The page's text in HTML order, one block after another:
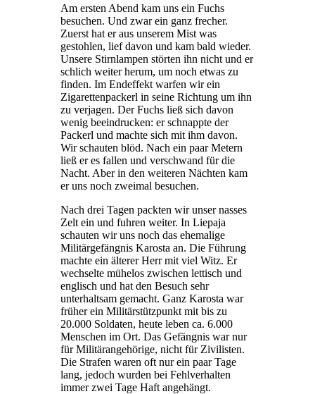
Am ersten Abend kam uns ein Fuchs
besuchen. Und zwar ein ganz frecher.
Zuerst hat er aus unserem Mist was
gestohlen, lief davon und kam bald wieder.
Unsere Stirnlampen störten ihn nicht und er
schlich weiter herum, um noch etwas zu
finden. Im Endeffekt warfen wir ein
Zigarettenpackerl in seine Richtung um ihn
zu verjagen. Der Fuchs ließ sich davon
wenig beeindrucken: er schnappte der
Packerl und machte sich mit ihm davon.
Wir schauten blöd. Nach ein paar Metern
ließ er es fallen und verschwand für die
Nacht. Aber in den weiteren Nächten kam
er uns noch zweimal besuchen.
Nach drei Tagen packten wir unser nasses
Zelt ein und fuhren weiter. In Liepaja
schauten wir uns noch das ehemalige
Militärgefängnis Karosta an. Die Führung
machte ein älterer Herr mit viel Witz. Er
wechselte mühelos zwischen lettisch und
englisch und hat den Besuch sehr
unterhaltsam gemacht. Ganz Karosta war
früher ein Militärstützpunkt mit bis zu
20.000 Soldaten, heute leben ca. 6.000
Menschen im Ort. Das Gefängnis war nur
für Militärangehörige, nicht für Zivilisten.
Die Strafen waren oft nur ein paar Tage
lang, jedoch wurden bei Fehlverhalten
immer zwei Tage Haft angehängt.